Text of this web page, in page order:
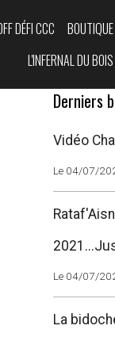
DÉFI CCC
BOUTIQUE
L'INFERNAL DU BOIS
Derniers
Vidéo
Le 04/07/
Le 04/07/
La